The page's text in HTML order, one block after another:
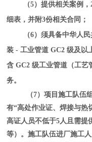
（5）提供相关案例 ，
细表，并附3份相关合同；
（6） 须具备中华人
装 - 工业管道 GC2 级及以
含 GC2 级工业管道（工艺
务。
（7）项目施工队伍
有“高处作业证、焊接与热
高证人员不低于5人且需提
等） 。施工队伍进厂施工